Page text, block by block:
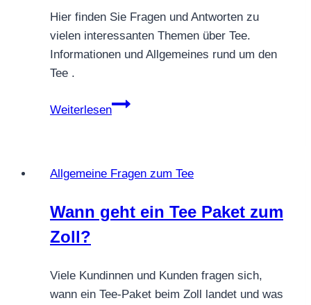
Hier finden Sie Fragen und Antworten zu
vielen interessanten Themen über Tee.
Informationen und Allgemeines rund um den
Tee .
Weiterlesen
Allgemeine
Tee
Allgemeine Fragen zum Tee
Wann geht ein Tee Paket zum
Zoll?
Viele Kundinnen und Kunden fragen sich,
wann ein Tee-Paket beim Zoll landet und was